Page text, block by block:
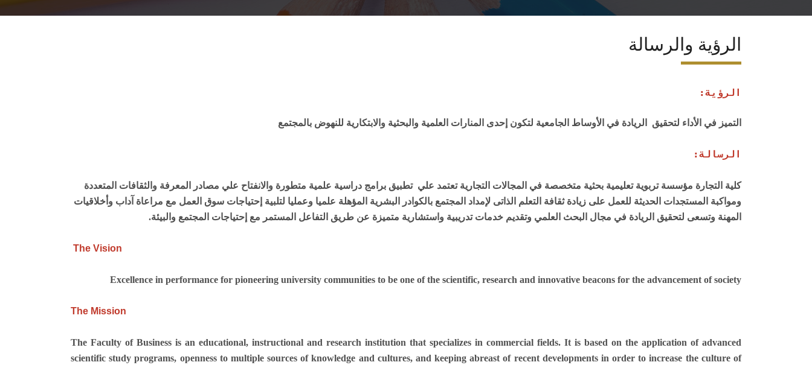
الرؤية والرسالة
الرؤية:
التميز في الأداء لتحقيق الريادة في الأوساط الجامعية لتكون إحدى المنارات العلمية والبحثية والابتكارية للنهوض بالمجتمع
الرسالة:
كلية التجارة مؤسسة تربوية تعليمية بحثية متخصصة في المجالات التجارية تعتمد علي تطبيق برامج دراسية علمية متطورة والانفتاح علي مصادر المعرفة والثقافات المتعددة
ومواكبة المستجدات الحديثة للعمل على زيادة ثقافة التعلم الذاتى لإمداد المجتمع بالكوادر البشرية المؤهلة علميا وعمليا لتلبية إحتياجات سوق العمل مع مراعاة آداب وأخلاقيات
المهنة وتسعى لتحقيق الريادة في مجال البحث العلمي وتقديم خدمات تدريبية واستشارية متميزة عن طريق التفاعل المستمر مع إحتياجات المجتمع والبيئة.
The Vision
Excellence in performance for pioneering university communities to be one of the scientific, research and innovative beacons for the advancement of society
The Mission
The Faculty of Business is an educational, instructional and research institution that specializes in commercial fields. It is based on the application of advanced
scientific study programs, openness to multiple sources of knowledge and cultures, and keeping abreast of recent developments in order to increase the culture of